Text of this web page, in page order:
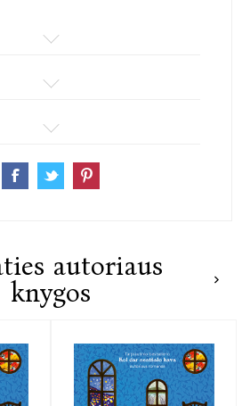
sąrašų vietas.
autoriaus
knygos